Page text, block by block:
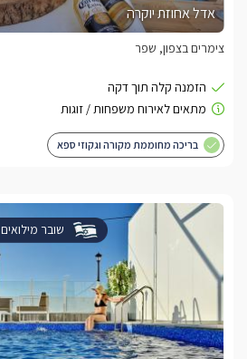
אדל אחוזת יוקרה
צימרים בצפון, שפר
בריכה מחוממת מקורה וגקוזי ספא
שובר מילואים